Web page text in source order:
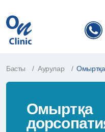
Басты Аурулар
Омыртқа